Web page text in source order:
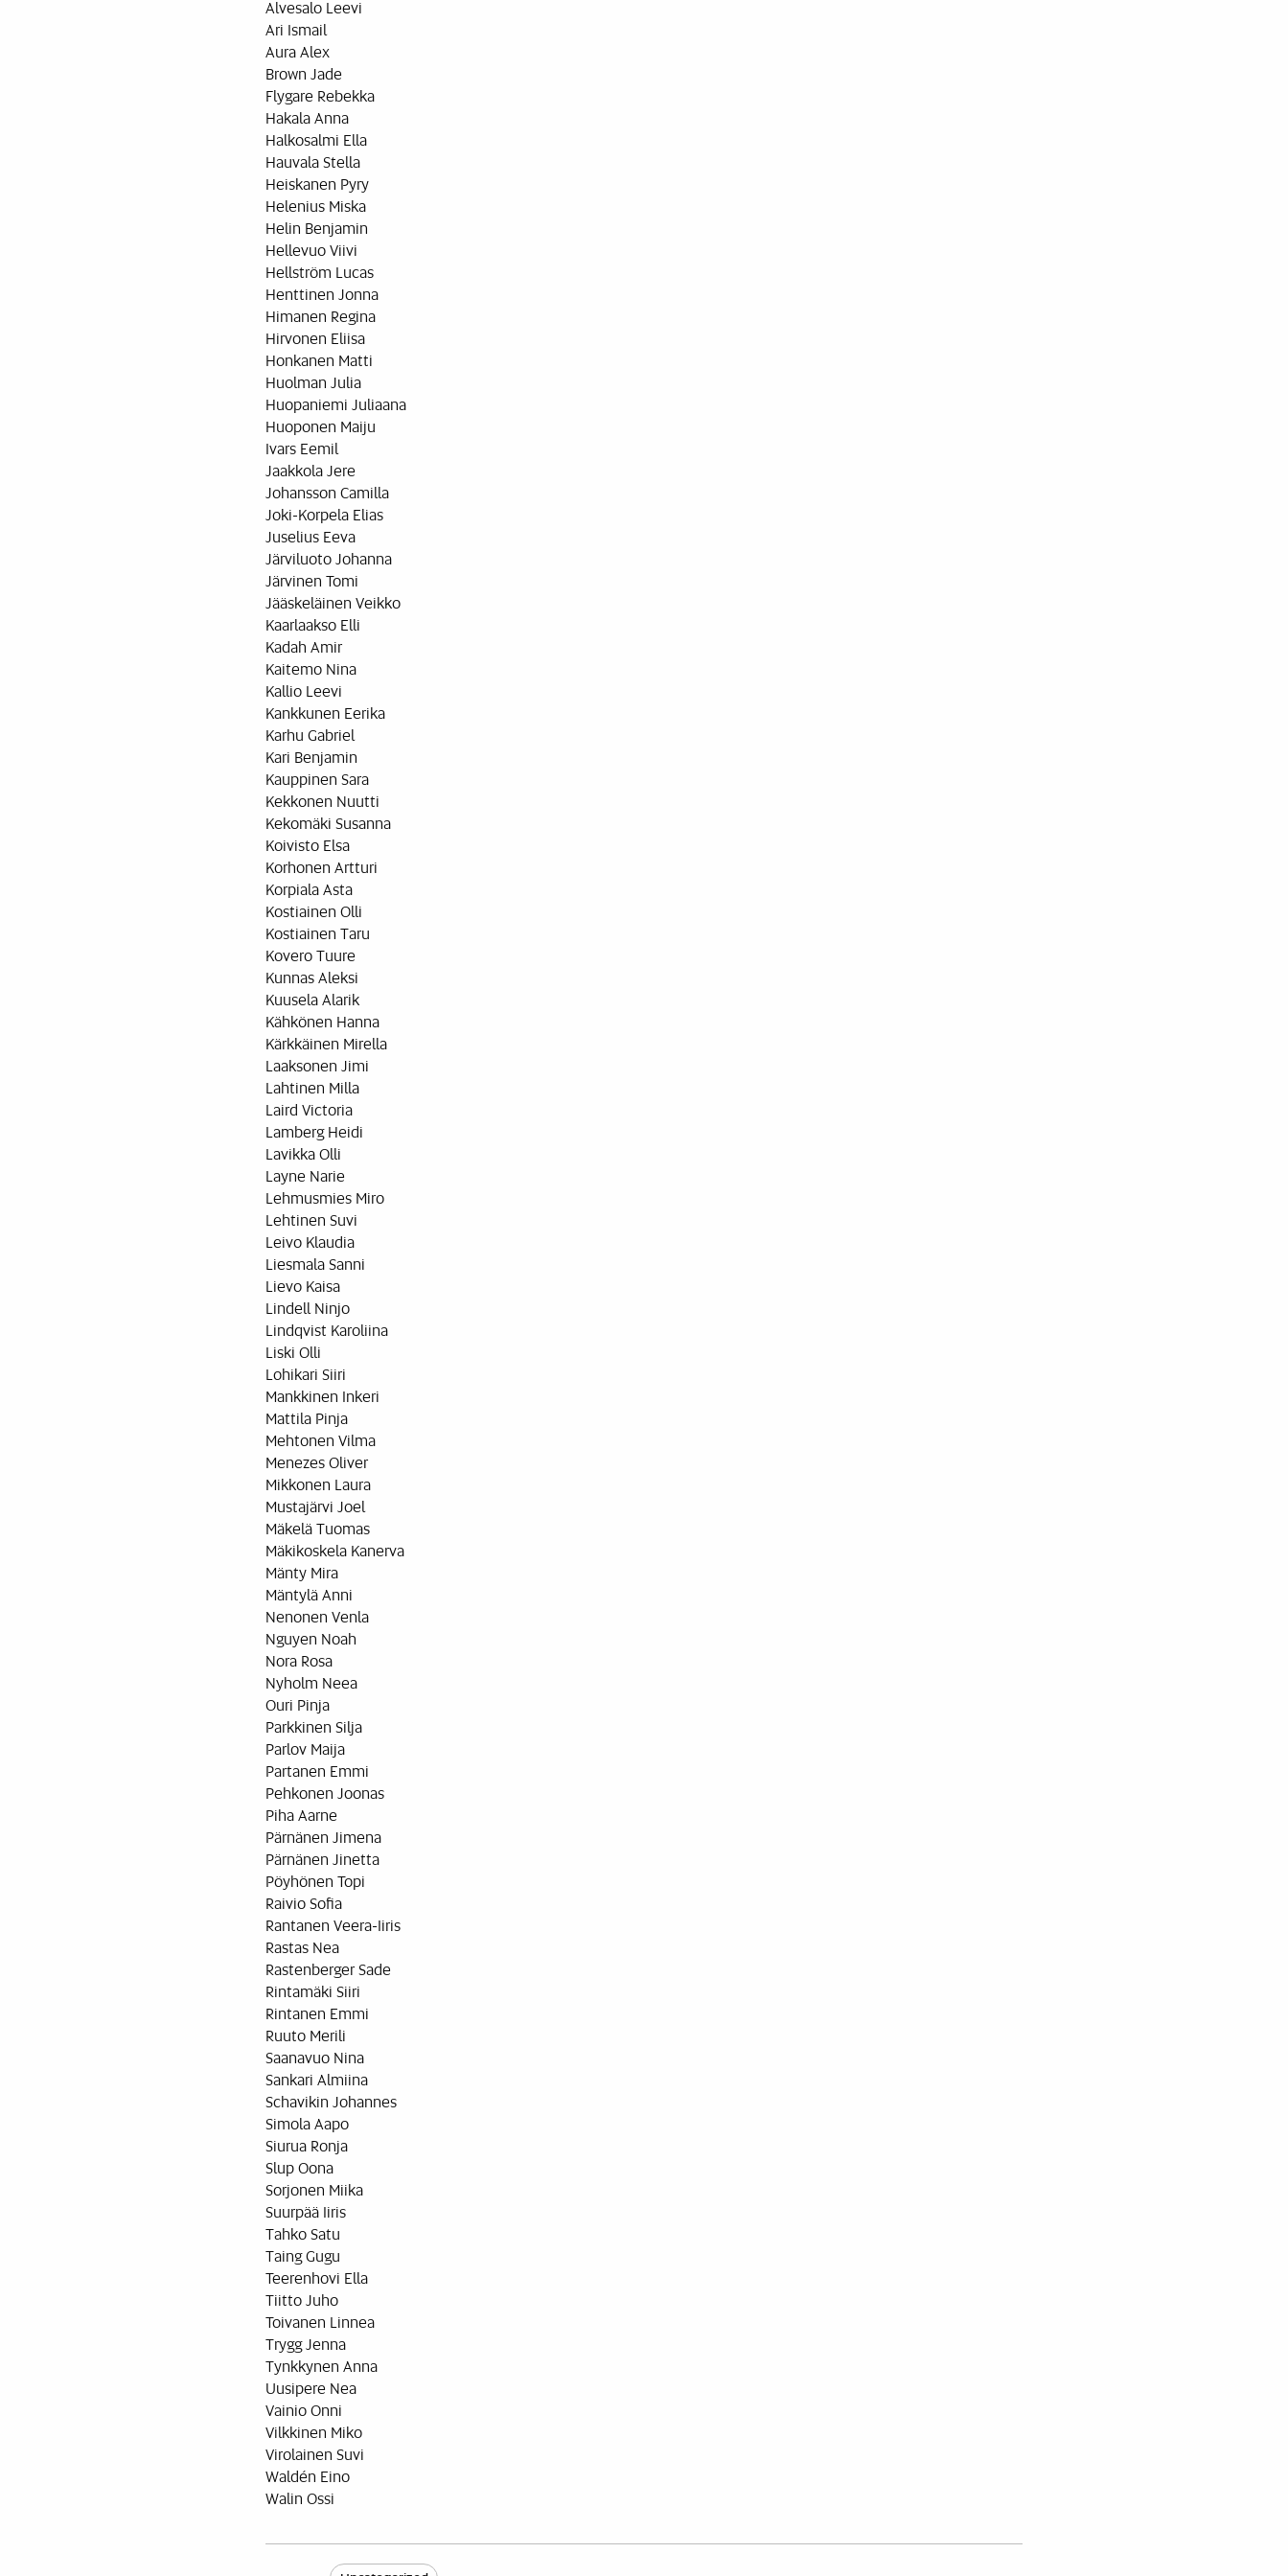
Alvesalo Leevi
Ari Ismail
Aura Alex
Brown Jade
Flygare Rebekka
Hakala Anna
Halkosalmi Ella
Hauvala Stella
Heiskanen Pyry
Helenius Miska
Helin Benjamin
Hellevuo Viivi
Hellström Lucas
Henttinen Jonna
Himanen Regina
Hirvonen Eliisa
Honkanen Matti
Huolman Julia
Huopaniemi Juliaana
Huoponen Maiju
Ivars Eemil
Jaakkola Jere
Johansson Camilla
Joki-Korpela Elias
Juselius Eeva
Järviluoto Johanna
Järvinen Tomi
Jääskeläinen Veikko
Kaarlaakso Elli
Kadah Amir
Kaitemo Nina
Kallio Leevi
Kankkunen Eerika
Karhu Gabriel
Kari Benjamin
Kauppinen Sara
Kekkonen Nuutti
Kekomäki Susanna
Koivisto Elsa
Korhonen Artturi
Korpiala Asta
Kostiainen Olli
Kostiainen Taru
Kovero Tuure
Kunnas Aleksi
Kuusela Alarik
Kähkönen Hanna
Kärkkäinen Mirella
Laaksonen Jimi
Lahtinen Milla
Laird Victoria
Lamberg Heidi
Lavikka Olli
Layne Narie
Lehmusmies Miro
Lehtinen Suvi
Leivo Klaudia
Liesmala Sanni
Lievo Kaisa
Lindell Ninjo
Lindqvist Karoliina
Liski Olli
Lohikari Siiri
Mankkinen Inkeri
Mattila Pinja
Mehtonen Vilma
Menezes Oliver
Mikkonen Laura
Mustajärvi Joel
Mäkelä Tuomas
Mäkikoskela Kanerva
Mänty Mira
Mäntylä Anni
Nenonen Venla
Nguyen Noah
Nora Rosa
Nyholm Neea
Ouri Pinja
Parkkinen Silja
Parlov Maija
Partanen Emmi
Pehkonen Joonas
Piha Aarne
Pärnänen Jimena
Pärnänen Jinetta
Pöyhönen Topi
Raivio Sofia
Rantanen Veera-Iiris
Rastas Nea
Rastenberger Sade
Rintamäki Siiri
Rintanen Emmi
Ruuto Merili
Saanavuo Nina
Sankari Almiina
Schavikin Johannes
Simola Aapo
Siurua Ronja
Slup Oona
Sorjonen Miika
Suurpää Iiris
Tahko Satu
Taing Gugu
Teerenhovi Ella
Tiitto Juho
Toivanen Linnea
Trygg Jenna
Tynkkynen Anna
Uusipere Nea
Vainio Onni
Vilkkinen Miko
Virolainen Suvi
Waldén Eino
Walin Ossi